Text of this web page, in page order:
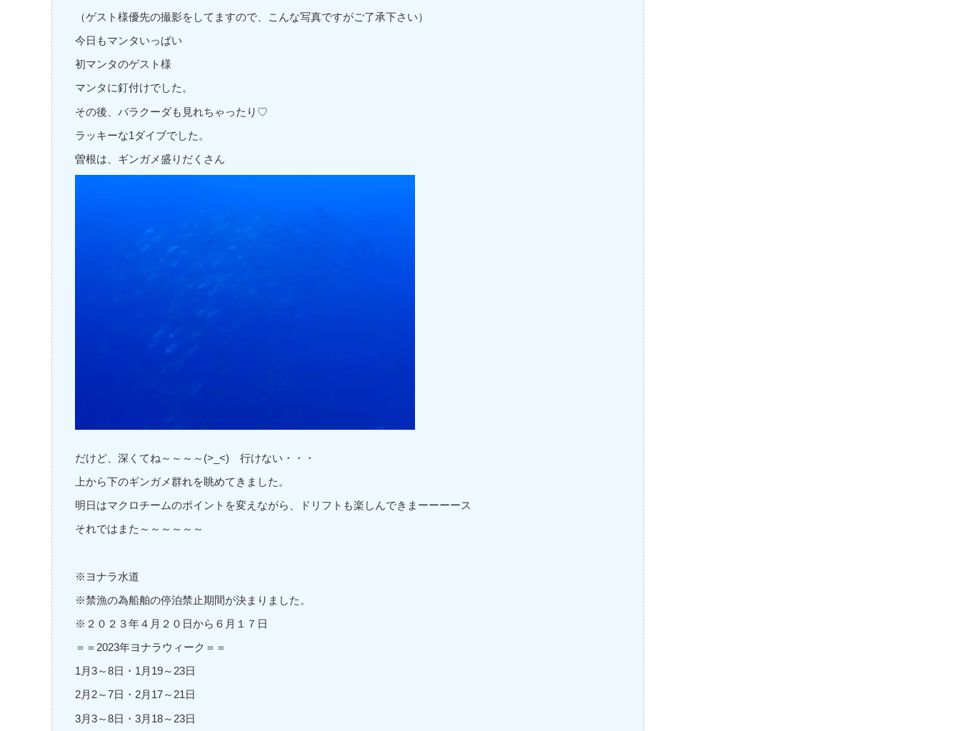
（ゲスト様優先の撮影をしてますので、こんな写真ですがご了承下さい）
今日もマンタいっぱい
初マンタのゲスト様
マンタに釘付けでした。
その後、バラクーダも見れちゃったり♡
ラッキーな1ダイブでした。
曽根は、ギンガメ盛りだくさん
だけど、深くてね～～～～(>_<) 行けない・・・
上から下のギンガメ群れを眺めてきました。
明日はマクロチームのポイントを変えながら、ドリフトも楽しんできまーーーース
それではまた～～～～～～
※ヨナラ水道
※禁漁の為船舶の停泊禁止期間が決まりました。
※２０２３年４月２０日から６月１７日
＝＝2023年ヨナラウィーク＝＝
1月3～8日・1月19～23日
2月2～7日・2月17～21日
3月3～8日・3月18～23日